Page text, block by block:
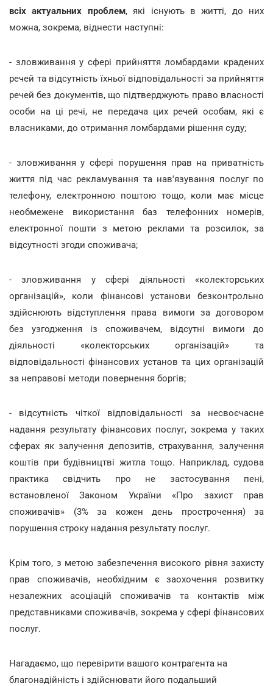
всіх актуальних проблем, які існують в житті, до них
можна, зокрема, віднести наступні:
- зловживання у сфері прийняття ломбардами крадених
речей та відсутність їхньої відповідальності за прийняття
речей без документів, що підтверджують право власності
особи на ці речі, не передача цих речей особам, які є
власниками, до отримання ломбардами рішення суду;
- зловживання у сфері порушення прав на приватність
життя під час рекламування та нав'язування послуг по
телефону, електронною поштою тощо, коли має місце
необмежене використання баз телефонних номерів,
електронної пошти з метою реклами та розсилок, за
відсутності згоди споживача;
- зловживання у сфері діяльності «колекторських
організацій», коли фінансові установи безконтрольно
здійснюють відступлення права вимоги за договором
без узгодження із споживачем, відсутні вимоги до
діяльності «колекторських організацій» та
відповідальності фінансових установ та цих організацій
за неправові методи повернення боргів;
- відсутність чіткої відповідальності за несвоєчасне
надання результату фінансових послуг, зокрема у таких
сферах як залучення депозитів, страхування, залучення
коштів при будівництві житла тощо. Наприклад, судова
практика свідчить про не застосування пені,
встановленої Законом України «Про захист прав
споживачів» (3% за кожен день прострочення) за
порушення строку надання результату послуг.
Крім того, з метою забезпечення високого рівня захисту
прав споживачів, необхідним є заохочення розвитку
незалежних асоціацій споживачів та контактів між
представниками споживачів, зокрема у сфері фінансових
послуг.
Нагадаємо, що перевірити вашого контрагента на
благонадійність і здійснювати його подальший